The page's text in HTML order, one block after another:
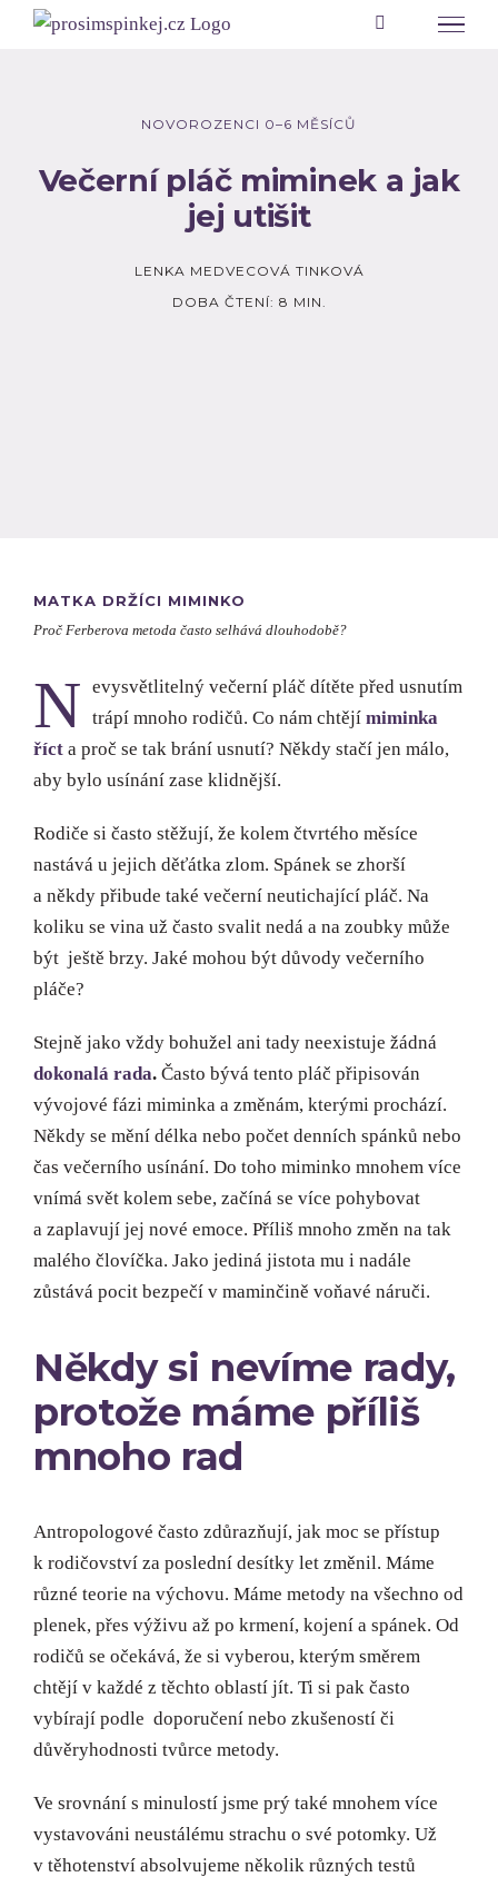
Přeskočit
NOVOROZENCI 0–6 MĚSÍCŮ
Večerní pláč miminek a jak
jej utišit
LENKA MEDVECOVÁ TINKOVÁ
DOBA ČTENÍ: 8 MIN.
MATKA DRŽÍCI MIMINKO
Proč Ferberova metoda často selhává dlouhodobě?
N evysvětlitelný večerní pláč dítěte před usnutím
trápí mnoho rodičů. Co nám chtějí miminka
řícta proč se tak brání usnutí? Někdy stačí jen málo,
aby bylo usínání zase klidnější.
Rodiče si často stěžují, že kolem čtvrtého měsíce
nastává u jejich děťátka zlom. Spánek se zhorší
a někdy přibude také večerní neutichající pláč. Na
koliku se vina už často svalit nedá a na zoubky může
být ještě brzy. Jaké mohou být důvody večerního
pláče?
Stejně jako vždy bohužel ani tady neexistuje žádná
dokonalá rada.Často bývá tento pláč připisován
vývojové fázi miminka a změnám, kterými prochází.
Někdy se mění délka nebo počet denních spánků nebo
čas večerního usínání. Do toho miminko mnohem více
vnímá svět kolem sebe, začíná se více pohybovat
a zaplavují jej nové emoce. Příliš mnoho změn na tak
malého človíčka. Jako jediná jistota mu i nadále
zůstává pocit bezpečí v maminčině voňavé náruči.
Někdy si nevíme rady,
protože máme příliš
mnoho rad
Antropologové často zdůrazňují, jak moc se přístup
k rodičovství za poslední desítky let změnil. Máme
různé teorie na výchovu. Máme metody na všechno od
plenek, přes výživu až po krmení, kojení a spánek. Od
rodičů se očekává, že si vyberou, kterým směrem
chtějí v každé z těchto oblastí jít. Ti si pak často
vybírají podle doporučení nebo zkušeností či
důvěryhodnosti tvůrce metody.
Ve srovnání s minulostí jsme prý také mnohem více
vystavováni neustálému strachu o své potomky. Už
v těhotenství absolvujeme několik různých testů